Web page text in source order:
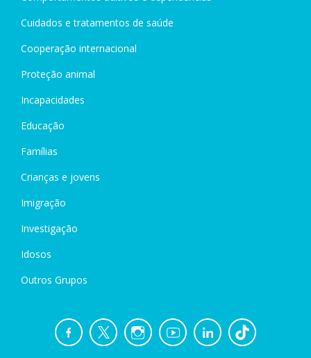
Cuidados e tratamentos de saúde
Cooperação internacional
Proteção animal
Incapacidades
Educação
Famílias
Crianças e jovens
Imigração
Investigação
Idosos
Outros Grupos